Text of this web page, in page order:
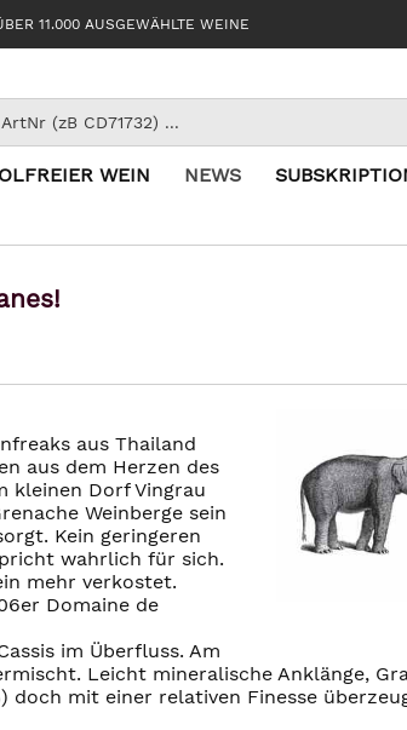
11.000 AUSGEWÄHLTE WEINE
WEIN NEWS
aus Thailand
aus dem Herzen des
kleinen Dorf Vingrau
Weinberge sein
Kein geringeren
wahrlich für sich.
mehr verkostet.
Domaine de
im Überfluss. Am
Leicht mineralische Anklänge,
mit einer relativen Finesse